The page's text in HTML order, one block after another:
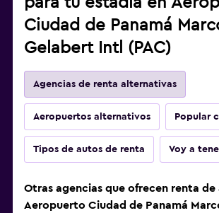
Ciudad de Panamá
Gelabert Intl (PAC)
Agencias de renta alternativas
Aeropuertos alternativos Popular
Tipos de autos de renta Voy a
Otras agencias que ofrecen renta de
Aeropuerto Ciudad de Panamá